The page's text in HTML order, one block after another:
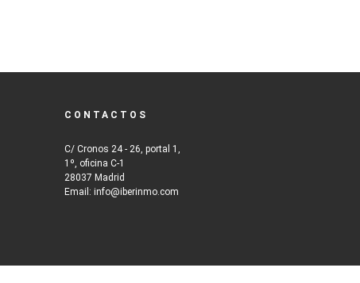
CONTACTOS
C/ Cronos 24 - 26, portal 1,
1º, oficina C-1
28037 Madrid
Email: info@iberinmo.com